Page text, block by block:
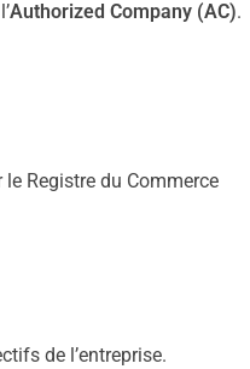
Authorized Company (AC).
Registre du Commerce
de l’entreprise.